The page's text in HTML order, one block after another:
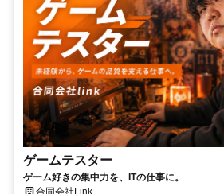
ゲームテスター
ゲーム好きの集中力を、ITの仕事に。
合同会社Link